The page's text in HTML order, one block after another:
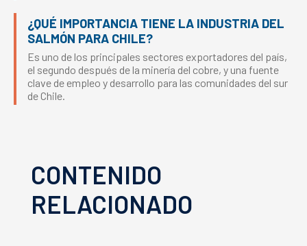
¿QUÉ IMPORTANCIA TIENE LA INDUSTRIA DEL
SALMÓN PARA CHILE?
Es uno de los principales sectores exportadores del país,
el segundo después de la minería del cobre, y una fuente
clave de empleo y desarrollo para las comunidades del sur
de Chile.
CONTENIDO
RELACIONADO